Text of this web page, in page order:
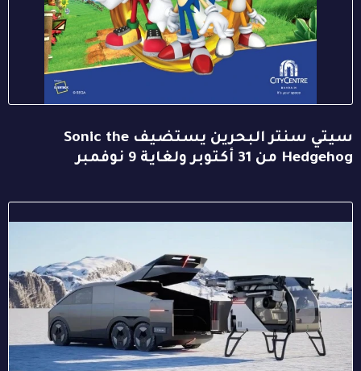
سيتي سنتر البحرين يستضيف Sonic the
Hedgehog من 31 أكتوبر ولغاية 9 نوفمبر